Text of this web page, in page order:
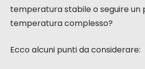
temperatura stabile o seguire un
temperatura complesso?
Ecco alcuni punti da considerare: